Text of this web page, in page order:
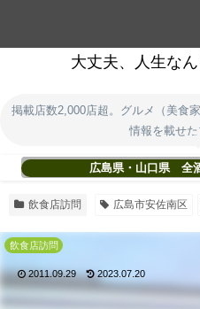
大丈夫、人生な
掲載店数2,000店超。グルメ（美食
情報を載せた
広島県・山口県 全
飲食店訪問 広島市安佐南区
飲食店訪問
2011.09.29 2023.07.20